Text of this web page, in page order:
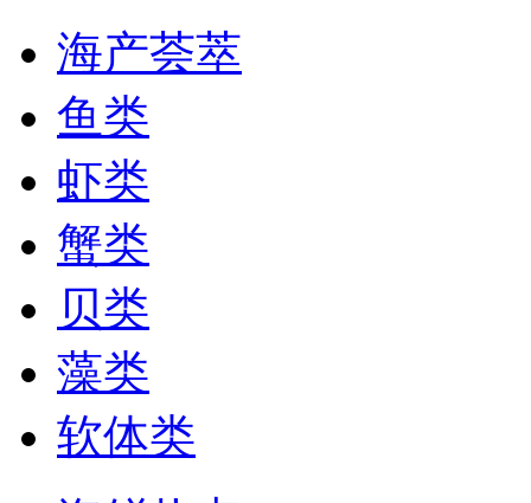
海产荟萃
鱼类
虾类
蟹类
贝类
藻类
软体类